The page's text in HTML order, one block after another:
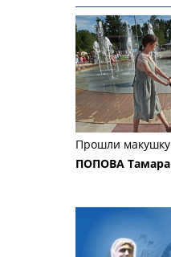
Прошли макушку
ПОПОВА Тамара